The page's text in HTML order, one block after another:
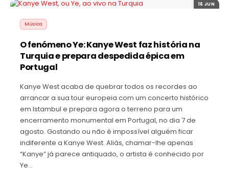
16 JUN
Música
O fenómeno Ye: Kanye West faz história na
Turquia e prepara despedida épica em
Portugal
Kanye West acaba de quebrar todos os recordes ao
arrancar a sua tour europeia com um concerto histórico
em Istambul e prepara agora o terreno para um
encerramento monumental em Portugal, no dia 7 de
agosto. Gostando ou não é impossível alguém ficar
indiferente a Kanye West. Aliás, chamar-lhe apenas
“Kanye” já parece antiquado, o artista é conhecido por
Ye…